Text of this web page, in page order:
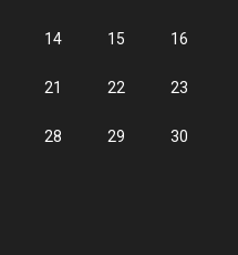
14 15 16
21 22 23
28 29 30